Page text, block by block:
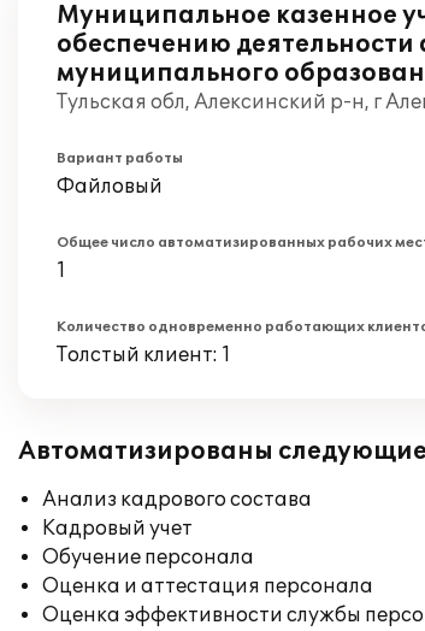
Муниципальное казенное
обеспечению
муниципального
Тульская обл, Алексинский р-н, г
Вариант работы
Файловый
Общее число автоматизированных рабочих
1
Количество одновременно работающих
Толстый клиент: 1
Автоматизированы
Анализ кадрового состава
Кадровый учет
Обучение персонала
Оценка и аттестация персонала
Оценка эффективности службы